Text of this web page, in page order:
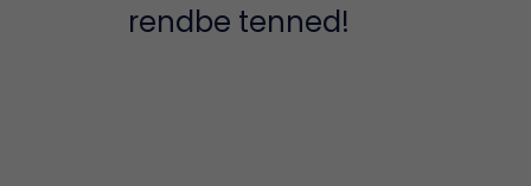
rendbe tenned!